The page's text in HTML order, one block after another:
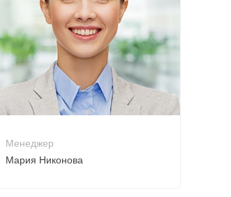
Менеджер
Мария Никонова
+7 800 900-80-90
no-reply@intecweb.ru